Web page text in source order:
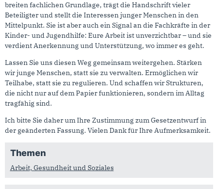
breiten fachlichen Grundlage, trägt die Handschrift vieler
Beteiligter und stellt die Interessen junger Menschen in den
Mittelpunkt. Sie ist aber auch ein Signal an die Fachkräfte in der
Kinder- und Jugendhilfe: Eure Arbeit ist unverzichtbar – und sie
verdient Anerkennung und Unterstützung, wo immer es geht.
Lassen Sie uns diesen Weg gemeinsam weitergehen. Stärken
wir junge Menschen, statt sie zu verwalten. Ermöglichen wir
Teilhabe, statt sie zu regulieren. Und schaffen wir Strukturen,
die nicht nur auf dem Papier funktionieren, sondern im Alltag
tragfähig sind.
Ich bitte Sie daher um Ihre Zustimmung zum Gesetzentwurf in
der geänderten Fassung. Vielen Dank für Ihre Aufmerksamkeit.
Themen
Arbeit, Gesundheit und Soziales